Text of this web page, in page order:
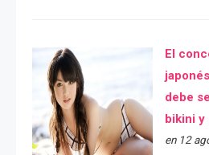
El
debe
bikini y
en 12